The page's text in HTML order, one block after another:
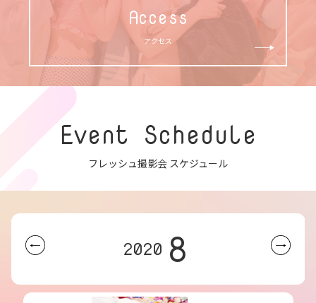
Access
アクセス
Event Schedule
フレッシュ撮影会 スケジュール
2020 8